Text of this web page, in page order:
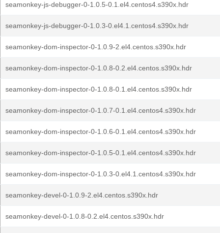
seamonkey-js-debugger-0-1.0.5-0.1.el4.centos4.s390x.hdr
seamonkey-js-debugger-0-1.0.3-0.el4.1.centos4.s390x.hdr
seamonkey-dom-inspector-0-1.0.9-2.el4.centos.s390x.hdr
seamonkey-dom-inspector-0-1.0.8-0.2.el4.centos.s390x.hdr
seamonkey-dom-inspector-0-1.0.8-0.1.el4.centos.s390x.hdr
seamonkey-dom-inspector-0-1.0.7-0.1.el4.centos4.s390x.hdr
seamonkey-dom-inspector-0-1.0.6-0.1.el4.centos4.s390x.hdr
seamonkey-dom-inspector-0-1.0.5-0.1.el4.centos4.s390x.hdr
seamonkey-dom-inspector-0-1.0.3-0.el4.1.centos4.s390x.hdr
seamonkey-devel-0-1.0.9-2.el4.centos.s390x.hdr
seamonkey-devel-0-1.0.8-0.2.el4.centos.s390x.hdr